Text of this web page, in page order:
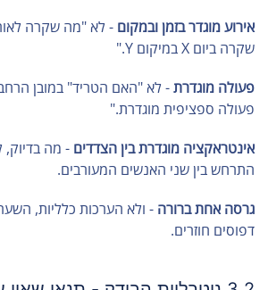
אירוע מוגדר בזמן ובמקום - לא "מה שקרה
שקרה ביום X במיקום Y."
פעולה מוגדרת- לא "האם הטריד" במובן
פעולה ספציפית מוגדרת."
אינטראקציה מוגדרת בין הצדדים - מה
התרחש בין שני האנשים המעורבים.
גרסה אחת ברורה - ולא הערכות כלליות,
דפוסים חוזרים.